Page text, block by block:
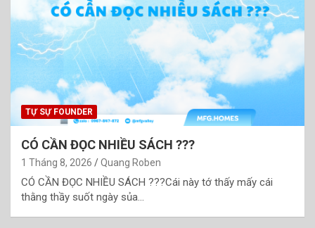
TỰ SỰ FOUNDER
CÓ CẦN ĐỌC NHIỀU SÁCH ???
1 Tháng 8, 2026 Quang Roben
CÓ CẦN ĐỌC NHIỀU SÁCH ???Cái này tớ thấy mấy cái
thằng thầy suốt ngày sủa…